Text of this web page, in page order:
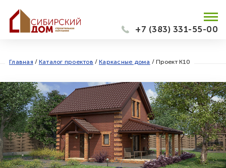
+7 (383) 331-55-00
Главная / Каталог проектов / Каркасные дома / Проект К10